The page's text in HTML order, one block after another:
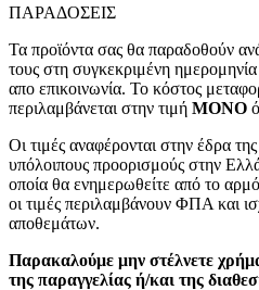
ΠΑΡΑΔΟΣΕΙΣ
Τα προϊόντα σας θα παραδοθούν
τους στη συγκεκριμένη
απο επικοινωνία. Το κόστος
περιλαμβάνεται στην τιμή MONO
Οι τιμές αναφέρονται στην έδρα
υπόλοιπους προορισμούς στην
οποία θα ενημερωθείτε από το
οι τιμές περιλαμβάνουν ΦΠΑ και
αποθεμάτων.
Παρακαλούμε μην στέλνετε
της παραγγελίας ή/και της